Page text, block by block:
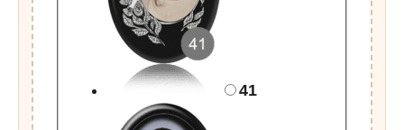
41